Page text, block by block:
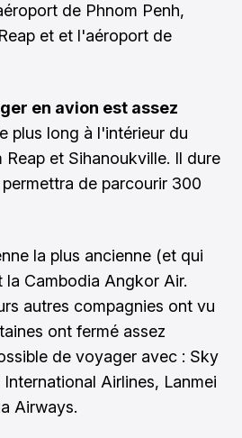
de Phnom Penh,
et et l'aéroport de
en avion est assez
plus long à l'intérieur du
Reap et Sihanoukville. Il dure
de parcourir 300
la plus ancienne (et qui
Cambodia Angkor Air.
autres compagnies ont vu
ont fermé assez
de voyager avec : Sky
Airlines, Lanmei
Airways.